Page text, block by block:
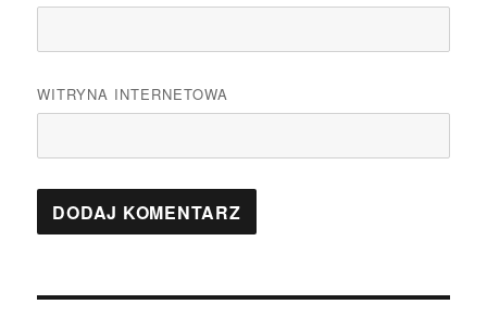
WITRYNA INTERNETOWA